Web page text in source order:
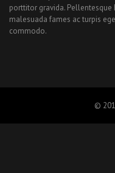
porttitor gravida.
malesuada fames ac turpis
commodo.
©